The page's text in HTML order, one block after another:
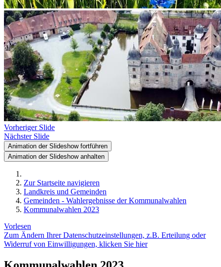
Vorheriger Slide
Nächster Slide
Animation der Slideshow fortführen
Animation der Slideshow anhalten
Zur Startseite navigieren
Landkreis und Gemeinden
Gemeinden - Wahlergebnisse der Kommunalwahlen
Kommunalwahlen 2023
Vorlesen
Zum Ändern Ihrer Datenschutzeinstellungen, z.B. Erteilung oder
Widerruf von Einwilligungen, klicken Sie hier